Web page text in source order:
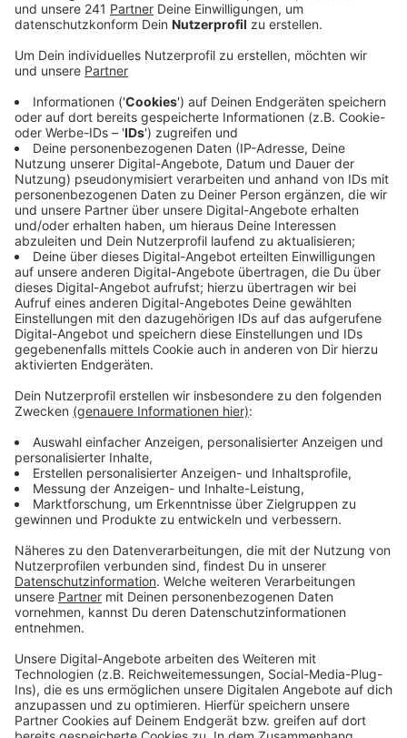
und Menschen mit gefährlichen Krankheiten wie
Biss, dann sollte man die Zecke so schnell wie möglich
Anzeige
Wie reagieren bei einem Zeckenbiss?
Anzeige
Bloß nicht in Panik verfallen. Denn dann könnte man
einen Fehler begehen. Aber wie bekommt man diese
Zecken denn nun weg? Am besten funktioniert das mit
einer Pinzette oder einer speziellen Zeckenkarte. Eine
Zecke zieht man dabei langsam und gerade aus der
Haut. Auf keinen Fall darf man die Zecke vor dem
Entfernen mit Öl oder so 'beträufeln'. Wenn die Zecke
Weltuntergang. Normalerweise stößt der Körper die
übriggeblieben Teile nach einigen Tagen von allein ab.
Das gilt auch für den Kopf der Zecke. Wer aber auf
Arzt gehen. Ohne Wenn und Aber zum Arzt gehen
sollte jede/r, bei dem/r die Bissstelle auch nach
einigen Tagen noch rot ist und sich entzündet hat.
Häufig handelt es sich bei einer solchen Entzündung
Anzeige